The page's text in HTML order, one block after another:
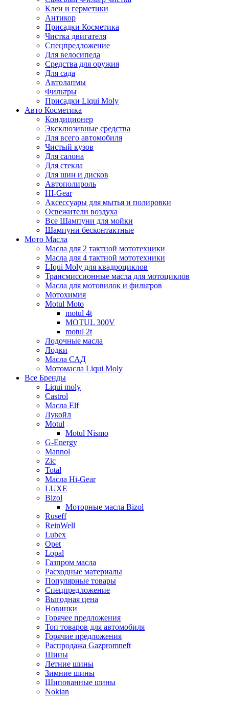
Клеи и герметики
Антикор
Присадки Косметика
Чистка двигателя
Спецпредложение
Для велосипеда
Средства для оружия
Для сада
Автолапмы
Фильтры
Присадки Liqui Moly
Авто Косметика
Кондиционер
Эксклюзивные средства
Для всего автомобиля
Чистый кузов
Для салона
Для стекла
Для шин и дисков
Автополироль
HI-Gear
Аксессуары для мытья и полировки
Освежители воздуха
Все Шампуни для мойки
Шампуни бесконтактные
Мото Масла
Масла для 2 тактной мототехники
Масла для 4 тактной мототехники
LIqui Moly для квадроциклов
Трансмиссионные масла для мотоциклов
Масла для мотовилок и фильтров
Мотохимия
Motul Moto
motul 4t
MOTUL 300V
motul 2t
Лодочные масла
Лодки
Масла САД
Мотомасла Liqui Moly
Все Бренды
Liqui moly
Castrol
Масла Elf
Лукойл
Motul
Motul Nismo
G-Energy
Mannol
Zic
Total
Масла Hi-Gear
LUXE
Bizol
Моторные масла Bizol
Ruseff
ReinWell
Lubex
Opet
Lopal
Газпром масла
Расходные материалы
Популярные товары
Спецпредложение
Выгодная цена
Новинки
Горячее предложения
Топ товаров для автомобиля
Горячие предложения
Распродажа Gazpromneft
Шины
Летние шины
Зимние шины
Шипованные шины
Nokian